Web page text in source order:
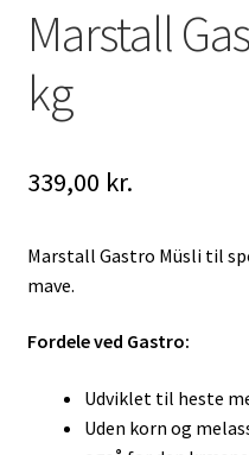
Marstall
kg
339,00 kr.
Marstall Gastro Müsli til
mave.
Fordele ved Gastro:
Udviklet til heste
Uden korn og